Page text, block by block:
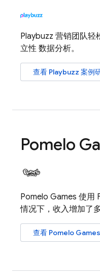
Playbuzz 营销团队轻
立性 数据分析。
查看 Playbuzz 案例
Pomelo
Pomelo Games 使用
情况下，收入增加了多
查看 Pomelo